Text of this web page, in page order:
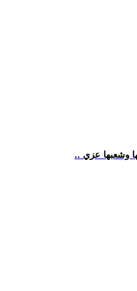
وشعبها عزي